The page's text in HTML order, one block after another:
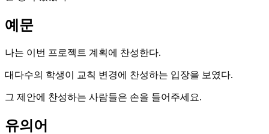
예문
나는 이번 프로젝트 계획에 찬성한다.
대다수의 학생이 교칙 변경에 찬성하는 입장을 보였다.
그 제안에 찬성하는 사람들은 손을 들어주세요.
유의어